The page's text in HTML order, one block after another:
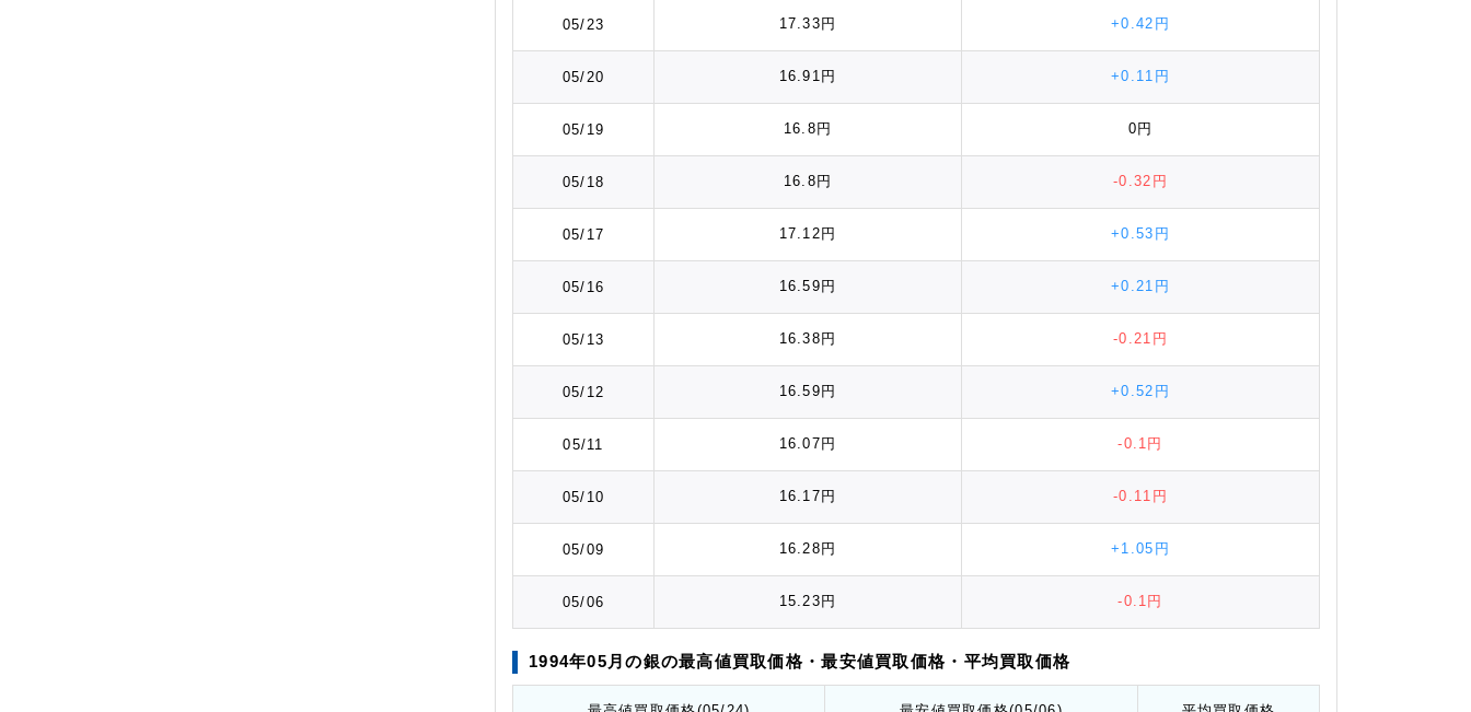
05/23 17.33円 +0.42円
05/20 16.91円 +0.11円
05/19 16.8円 0円
05/18 16.8円 -0.32円
05/17 17.12円 +0.53円
05/16 16.59円 +0.21円
05/13 16.38円 -0.21円
05/12 16.59円 +0.52円
05/11 16.07円 -0.1円
05/10 16.17円 -0.11円
05/09 16.28円 +1.05円
05/06 15.23円 -0.1円
1994年05月の銀の最高値買取価格 ・最安値買取価格 ・平均買取価格